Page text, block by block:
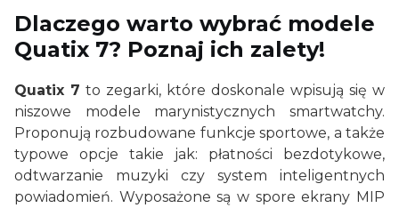
Dlaczego warto wybrać modele
Quatix 7? Poznaj ich zalety!
Quatix 7 to zegarki, które doskonale wpisują się w
niszowe modele marynistycznych smartwatchy.
Proponują rozbudowane funkcje sportowe, a także
typowe opcje takie jak: płatności bezdotykowe,
odtwarzanie muzyki czy system inteligentnych
powiadomień. Wyposażone są w spore ekrany MIP